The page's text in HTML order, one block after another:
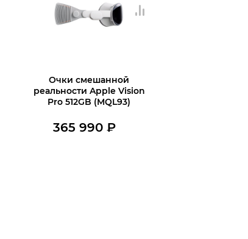
Очки смешанной
реальности Apple Vision
Pro 512GB (MQL93)
365 990₽